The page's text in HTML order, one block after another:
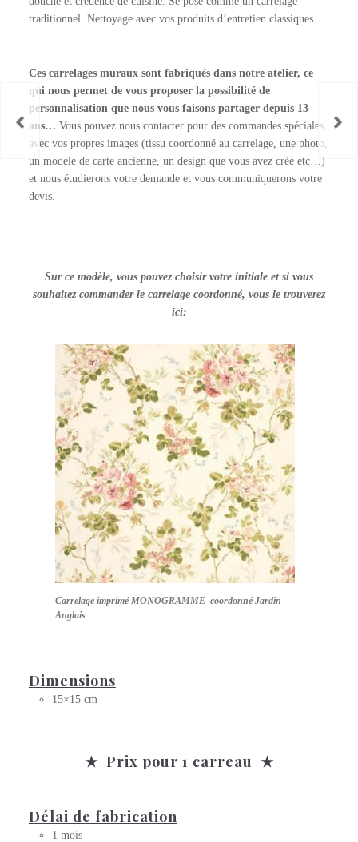
traditionnel. Nettoyage avec vos produits d’entretien classiques.
Ces carrelages muraux sont fabriqués dans notre atelier, ce
qui nous permet de vous proposer la possibilité de
personnalisation que nous vous faisons partager depuis 13
ans… Vous pouvez nous contacter pour des commandes spéciales
avec vos propres images (tissu coordonné au carrelage, une photo,
un modèle de carte ancienne, un design que vous avez créé etc…)
et nous étudierons votre demande et vous communiquerons votre
devis.
Sur ce modèle, vous pouvez choisir votre initiale et si vous
souhaitez commander le carrelage coordonné, vous le trouverez
ici:
Carrelage imprimé MONOGRAMME coordonné Jardin
Anglais
Dimensions
15×15 cm
★ Prix pour 1 carreau ★
Délai de fabrication
1 mois